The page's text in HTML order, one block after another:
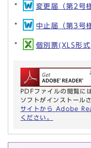
変更届（第2号
中止届（第3
個別票(XLS形
PDFファイルの閲覧
ソフトがインストール
サイトから Adobe
ください。